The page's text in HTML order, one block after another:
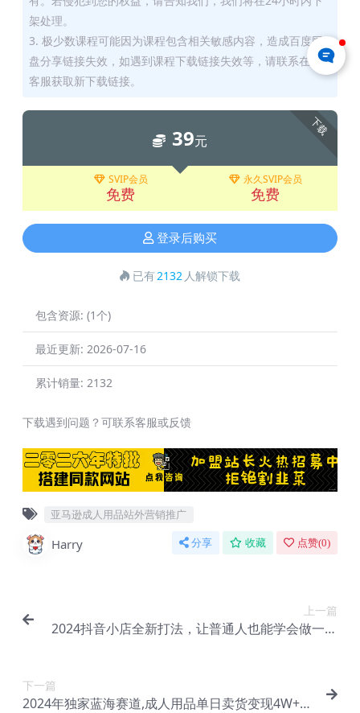
架处理。
3. 极少数课程可能因为课程包含相关敏感内容，造成百度网
盘分享链接失效，如遇到课程下载链接失效等，请联系在线
客服获取新下载链接。
下载
39元
SVIP会员
免费
永久SVIP会员
免费
登录后购买
已有2132 人解锁下载
包含资源: (1个)
最近更新: 2026-07-16
累计销量: 2132
下载遇到问题？可联系客服或反馈
亚马逊成人用品站外营销推广
Harry 分享 收藏 点赞(0)
上一篇
2024抖音小店全新打法，让普通人也能学会做一家
下一篇
2024年独家蓝海赛道,成人用品单日卖货变现4W+，